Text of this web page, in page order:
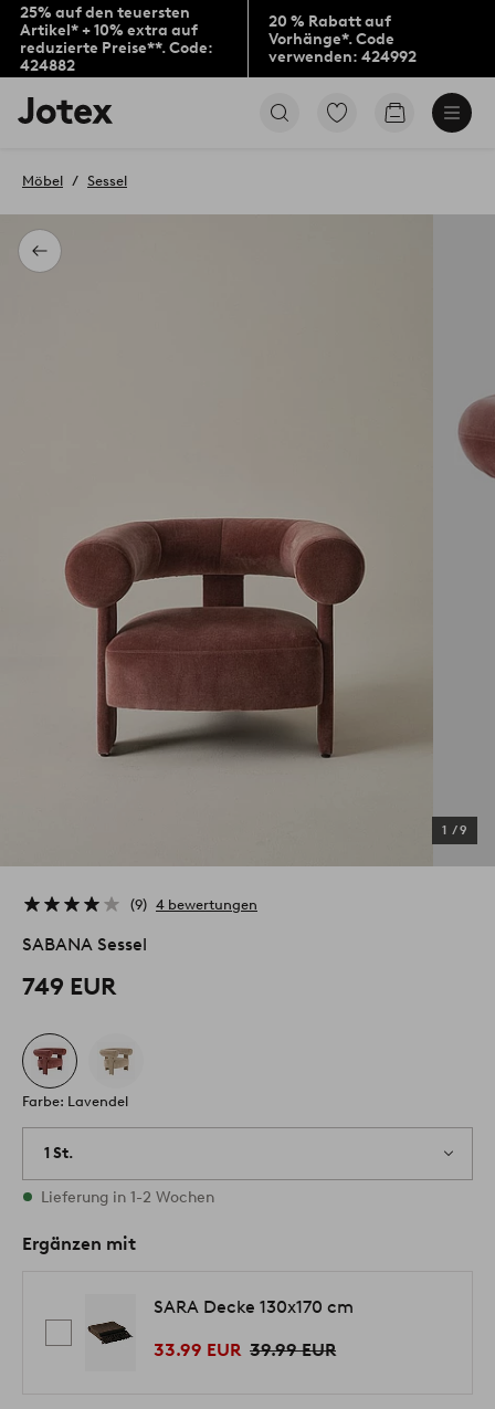
25% auf den teuersten
Artikel* + 10% extra auf
reduzierte Preise**. Code:
424882
20 % Rabatt auf
Vorhänge*. Code
verwenden: 424992
Jotex-
Logo
Startseite
Zu
Produkten
Zum
Zurück
Möbel Sessel
1 /9
9 4 bewertungen
SABANA Sessel
749 EUR
Farbe: Lavendel
1 St.
Vorrätig
Lieferung in 1-2 Wochen
Ergänzen mit
SARA Decke 130x170 cm
33.99 EUR 39.99 EUR